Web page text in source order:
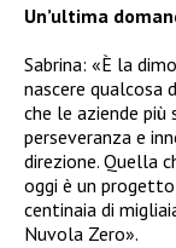
Un’ultima
Sabrina: «È la
nascere qualcosa
che le aziende più
perseveranza e
direzione. Quella
oggi è un progetto
centinaia di
Nuvola Zero».